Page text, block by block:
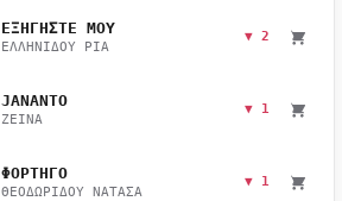
ΕΞΗΓΗΣΤΕ ΜΟΥ
ΕΛΛΗΝΙΔΟΥ ΡΙΑ
▼ 2
JANANTO
ZEINA
▼ 1
ΦΟΡΤΗΓΟ
ΘΕΟΔΩΡΙΔΟΥ ΝΑΤΑΣΑ
▼ 1